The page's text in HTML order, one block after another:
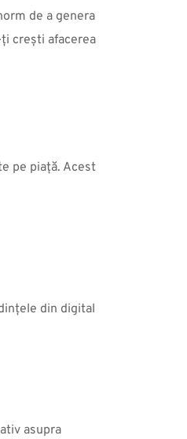
de a genera
crești afacerea
pe piață. Acest
din digital
asupra